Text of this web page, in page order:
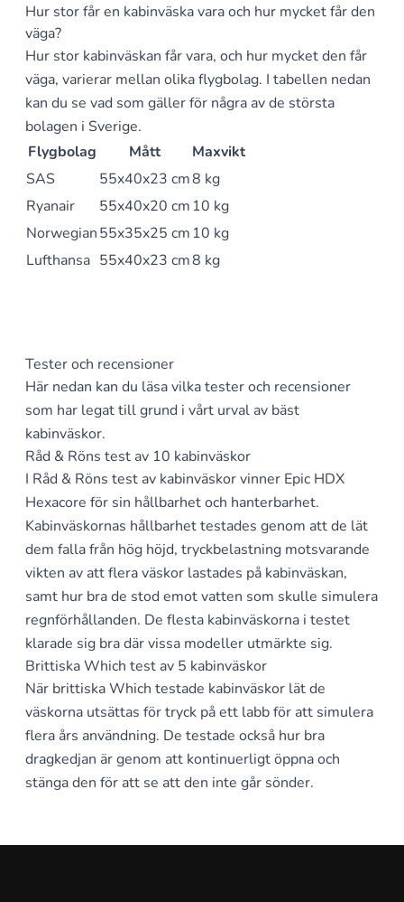
Hur stor får en kabinväska vara och hur mycket får den
väga?
Hur stor kabinväskan får vara, och hur mycket den får
väga, varierar mellan olika flygbolag. I tabellen nedan
kan du se vad som gäller för några av de största
bolagen i Sverige.
Flygbolag
Mått
Maxvikt
SAS
55x40x23 cm8 kg
Ryanair
55x40x20 cm 10 kg
Norwegian55x35x25 cm 10 kg
Lufthansa 55x40x23 cm8 kg
Tester och recensioner
Här nedan kan du läsa vilka tester och recensioner
som har legat till grund i vårt urval av bäst
kabinväskor.
Råd & Röns test av 10 kabinväskor
I Råd & Röns test av kabinväskor vinner Epic HDX
Hexacore för sin hållbarhet och hanterbarhet.
Kabinväskornas hållbarhet testades genom att de lät
dem falla från hög höjd, tryckbelastning motsvarande
vikten av att flera väskor lastades på kabinväskan,
samt hur bra de stod emot vatten som skulle simulera
regnförhållanden. De flesta kabinväskorna i testet
klarade sig bra där vissa modeller utmärkte sig.
Brittiska Which test av 5 kabinväskor
När brittiska Which testade kabinväskor lät de
väskorna utsättas för tryck på ett labb för att simulera
flera års användning. De testade också hur bra
dragkedjan är genom att kontinuerligt öppna och
stänga den för att se att den inte går sönder.